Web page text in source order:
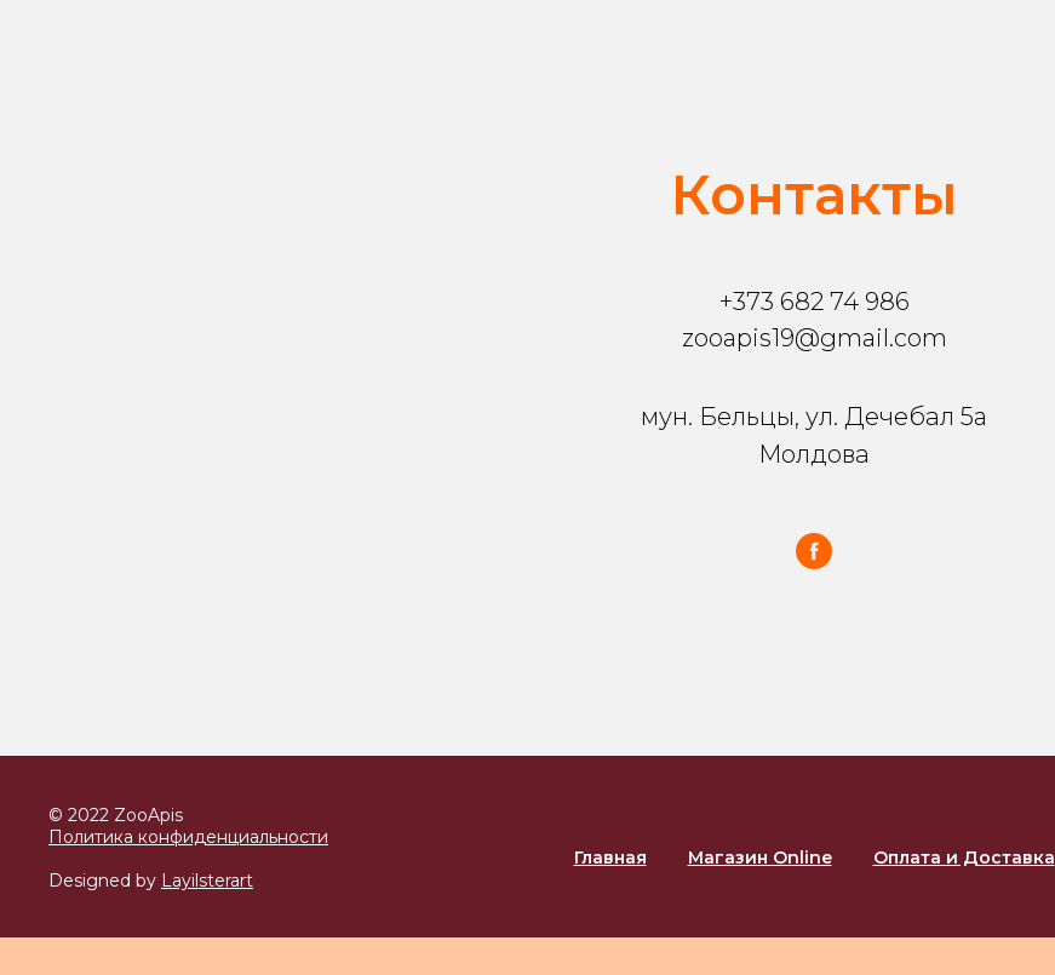
Контакты
+373 682 74 986
zooapis19@gmail.com
мун. Бельцы, ул. Дечебал 5a
Молдова
© 2022 ZooApis
Политика конфиденциальности
Designed by Layilsterart
Главная Магазин Online Оплата и Доставка